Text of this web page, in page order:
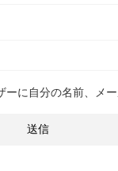
に自分の名前、メ